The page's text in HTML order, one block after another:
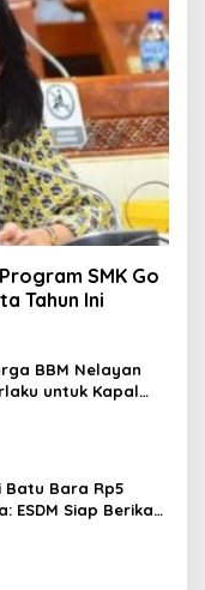
SMK Go
Tahun Ini
BBM Nelayan
untuk Kapal
Batu Bara Rp5
ESDM Siap Berikan